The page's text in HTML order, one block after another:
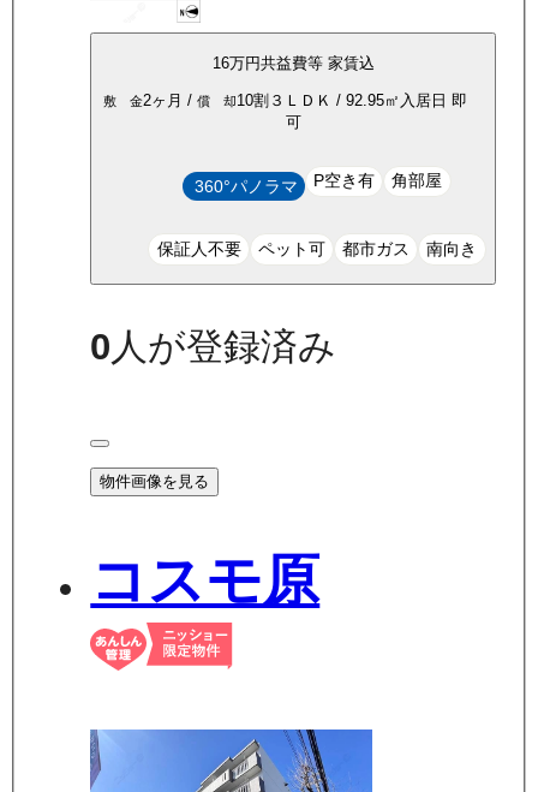
16万円共益費等 家賃込
敷 金2ヶ月 / 償 却10割 ３ＬＤＫ / 92.95㎡ 入居日 即
可
360°パノラマ P空き有 角部屋
保証人不要 ペット可 都市ガス 南向き
0人が登録済み
物件画像を見る
コスモ原